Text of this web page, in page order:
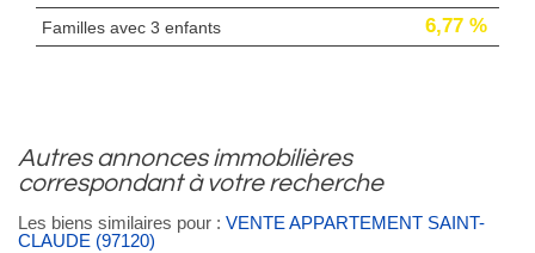
Familles avec 3 enfants 6,77 %
autres annonces immobilières
correspondant à votre recherche
Les biens similaires pour : VENTE APPARTEMENT SAINT-
CLAUDE (97120)